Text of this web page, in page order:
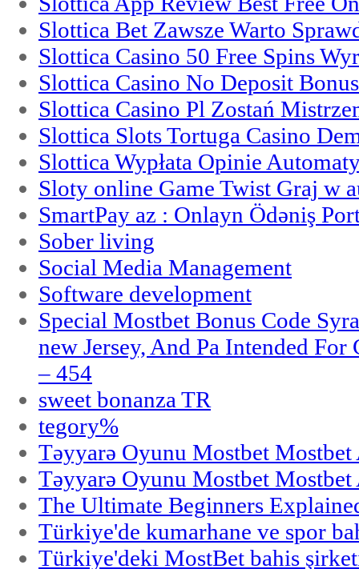
Slottica Bet Zawsze Warto
Slottica Casino 50 Free Spins
Slottica Casino No Deposit
Slottica Casino Pl Zostań
Slottica Slots Tortuga Casino
Slottica Wypłata Opinie
Sloty online Game Twist Graj w
SmartPay az : Onlayn Ödəniş
Sober living
Social Media Management
Software development
Special Mostbet Bonus Code
new Jersey, And Pa Intended
– 454
sweet bonanza TR
tegory%
Təyyarə Oyunu Mostbet
Təyyarə Oyunu Mostbet
The Ultimate Beginners
Türkiye'de kumarhane ve spor
Türkiye'deki MostBet bahis